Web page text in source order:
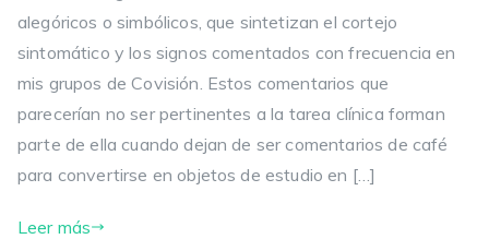
alegóricos o simbólicos, que sintetizan el cortejo
sintomático y los signos comentados con frecuencia en
mis grupos de Covisión. Estos comentarios que
parecerían no ser pertinentes a la tarea clínica forman
parte de ella cuando dejan de ser comentarios de café
para convertirse en objetos de estudio en […]
Leer más